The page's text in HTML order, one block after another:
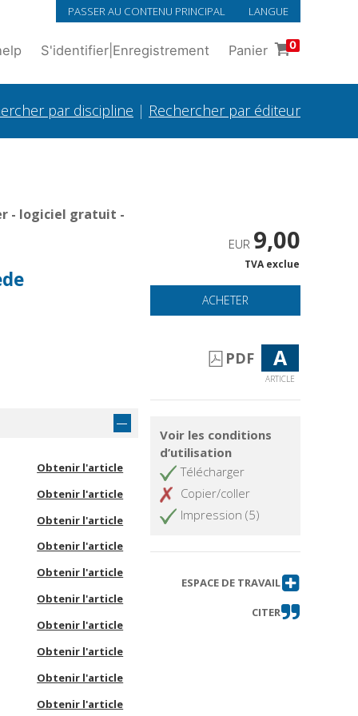
PASSER AU CONTENU PRINCIPAL LANGUE
S'identifier Enregistrement Panier 0
par discipline | Rechercher par éditeur
- logiciel gratuit -
Obtenir l'article
Obtenir l'article
Obtenir l'article
Obtenir l'article
Obtenir l'article
Obtenir l'article
Obtenir l'article
Obtenir l'article
Obtenir l'article
Obtenir l'article
EUR 9,00
TVA exclue
ACHETER
PDF A
ARTICLE
Voir les conditions
d’utilisation
Télécharger
Copier/coller
Impression (5)
ESPACE DE TRAVAIL
CITER